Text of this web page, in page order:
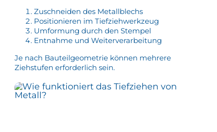
Zuschneiden des Metallblechs
Positionieren im Tiefziehwerkzeug
Umformung durch den Stempel
Entnahme und Weiterverarbeitung
Je nach Bauteilgeometrie können mehrere
Ziehstufen erforderlich sein.